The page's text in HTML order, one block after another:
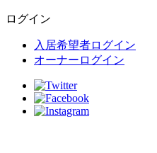
ログイン
入居希望者ログイン
オーナーログイン